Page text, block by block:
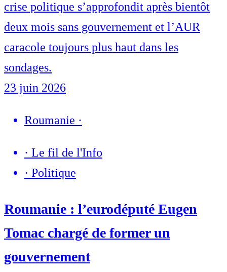
crise politique s’approfondit après bientôt
deux mois sans gouvernement et l’AUR
caracole toujours plus haut dans les
sondages.
23 juin 2026
Roumanie ·
· Le fil de l'Info
· Politique
Roumanie : l’eurodéputé Eugen
Tomac chargé de former un
gouvernement